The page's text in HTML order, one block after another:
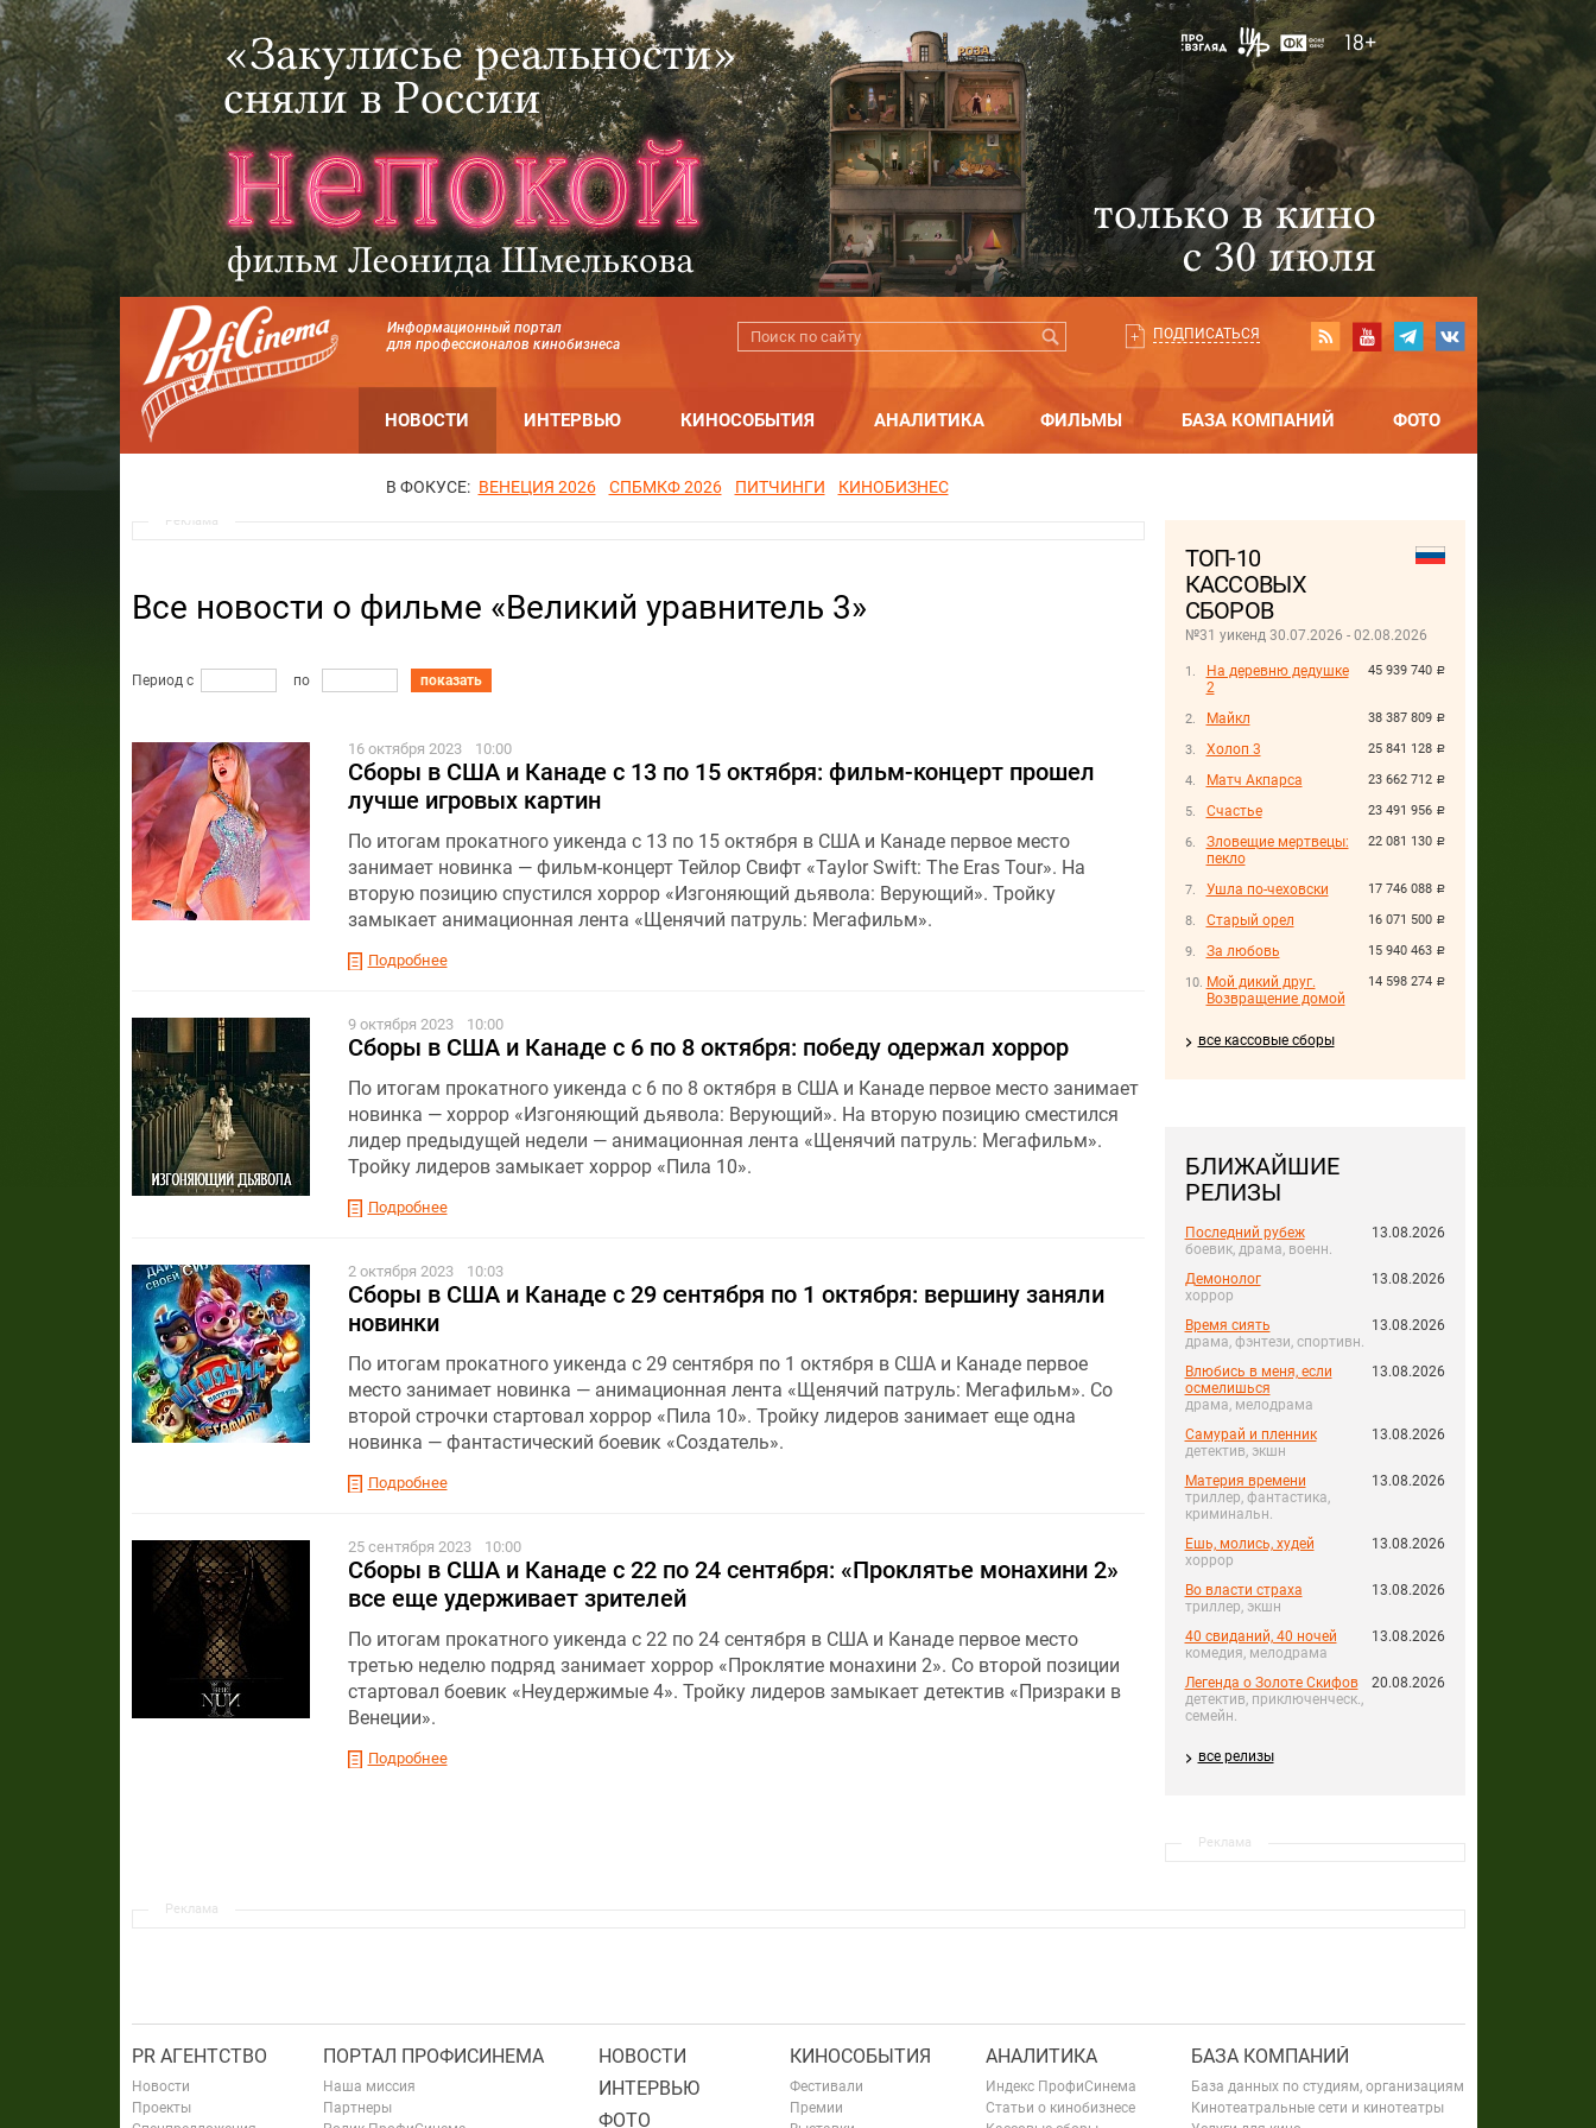
Информационный портал
для профессионалов кинобизнеса
ПОДПИСАТЬСЯ
НОВОСТИ ИНТЕРВЬЮ КИНОСОБЫТИЯ АНАЛИТИКА ФИЛЬМЫ БАЗА КОМПАНИЙ ФОТО
В ФОКУСЕ: ВЕНЕЦИЯ 2026 СПБМКФ 2026 ПИТЧИНГИ КИНОБИЗНЕС
ТОП-10
КАССОВЫХ
СБОРОВ
№31 уикенд 30.07.2026 - 02.08.2026
45 939 740 руб.
На деревню дедушке
2
38 387 809 руб.
Майкл
25 841 128 руб.
Холоп 3
23 662 712 руб.
Матч Акпарса
23 491 956 руб.
Счастье
22 081 130 руб.
Зловещие мертвецы:
пекло
17 746 088 руб.
Ушла по-чеховски
16 071 500 руб.
Старый орел
15 940 463 руб.
За любовь
14 598 274 руб.
Мой дикий друг.
Возвращение домой
все кассовые сборы
БЛИЖАЙШИЕ
РЕЛИЗЫ
Последний рубеж
боевик, драма, военн.
13.08.2026
Демонолог
хоррор
13.08.2026
Время сиять
драма, фэнтези, спортивн.
13.08.2026
Влюбись в меня, если
осмелишься
драма, мелодрама
13.08.2026
Самурай и пленник
детектив, экшн
13.08.2026
Материя времени
триллер, фантастика,
криминальн.
13.08.2026
Ешь, молись, худей
хоррор
13.08.2026
Во власти страха
триллер, экшн
13.08.2026
40 свиданий, 40 ночей
комедия, мелодрама
13.08.2026
Легенда о Золоте Скифов
детектив, приключенческ.,
семейн.
20.08.2026
все релизы
Реклама
Реклама
Все новости о фильме «Великий уравнитель 3»
Период с по показать
16 октября 2023 10:00
Сборы в США и Канаде с 13 по 15 октября: фильм-концерт прошел
лучше игровых картин
По итогам прокатного уикенда с 13 по 15 октября в США и Канаде первое место
занимает новинка — фильм-концерт Тейлор Свифт «Taylor Swift: The Eras Tour». На
вторую позицию спустился хоррор «Изгоняющий дьявола: Верующий». Тройку
замыкает анимационная лента «Щенячий патруль: Мегафильм».
Подробнее
9 октября 2023 10:00
Сборы в США и Канаде с 6 по 8 октября: победу одержал хоррор
По итогам прокатного уикенда с 6 по 8 октября в США и Канаде первое место занимает
новинка — хоррор «Изгоняющий дьявола: Верующий». На вторую позицию сместился
лидер предыдущей недели — анимационная лента «Щенячий патруль: Мегафильм».
Тройку лидеров замыкает хоррор «Пила 10».
Подробнее
2 октября 2023 10:03
Сборы в США и Канаде с 29 сентября по 1 октября: вершину заняли
новинки
По итогам прокатного уикенда с 29 сентября по 1 октября в США и Канаде первое
место занимает новинка — анимационная лента «Щенячий патруль: Мегафильм». Со
второй строчки стартовал хоррор «Пила 10». Тройку лидеров занимает еще одна
новинка — фантастический боевик «Создатель».
Подробнее
25 сентября 2023 10:00
Сборы в США и Канаде с 22 по 24 сентября: «Проклятье монахини 2»
все еще удерживает зрителей
По итогам прокатного уикенда с 22 по 24 сентября в США и Канаде первое место
третью неделю подряд занимает хоррор «Проклятие монахини 2». Со второй позиции
стартовал боевик «Неудержимые 4». Тройку лидеров замыкает детектив «Призраки в
Венеции».
Подробнее
Реклама
PR АГЕНТСТВО
Новости
Проекты
ПОРТАЛ ПРОФИСИНЕМА
Наша миссия
Партнеры
НОВОСТИ
ИНТЕРВЬЮ
ФОТО
КИНОСОБЫТИЯ
Фестивали
Премии
АНАЛИТИКА
Индекс ПрофиСинема
Статьи о кинобизнесе
БАЗА КОМПАНИЙ
База данных по студиям, организациям
Кинотеатральные сети и кинотеатры